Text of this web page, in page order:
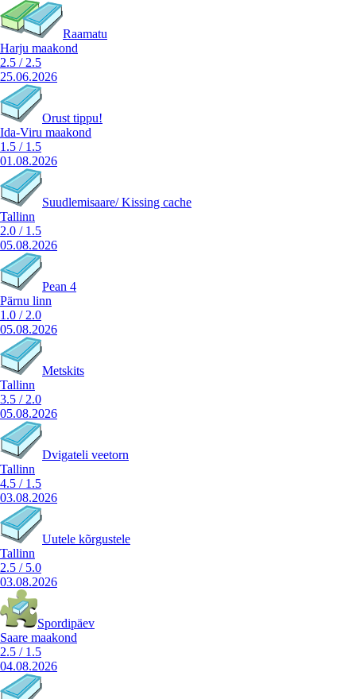
Raamatu
Harju maakond
2.5 / 2.5
25.06.2026
Orust tippu!
Ida-Viru maakond
1.5 / 1.5
01.08.2026
Suudlemisaare/ Kissing cache
Tallinn
2.0 / 1.5
05.08.2026
Pean 4
Pärnu linn
1.0 / 2.0
05.08.2026
Metskits
Tallinn
3.5 / 2.0
05.08.2026
Dvigateli veetorn
Tallinn
4.5 / 1.5
03.08.2026
Uutele kõrgustele
Tallinn
2.5 / 5.0
03.08.2026
Spordipäev
Saare maakond
2.5 / 1.5
04.08.2026